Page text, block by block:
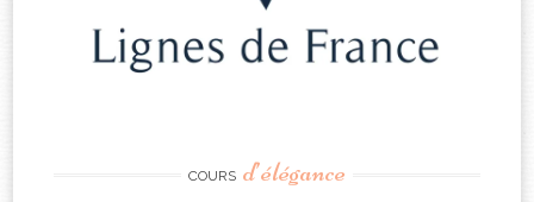
COURS d’élégance